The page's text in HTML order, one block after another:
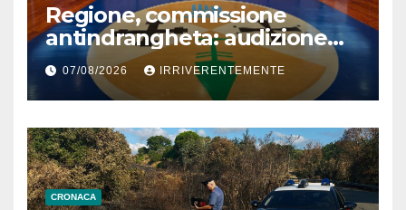
Regione, commissione
antindrangheta: audizione
Rodi Morabito. Coraggio
denuncia e vicinanza
istituzioni
07/08/2026 IRRIVERENTEMENTE
CRONACA